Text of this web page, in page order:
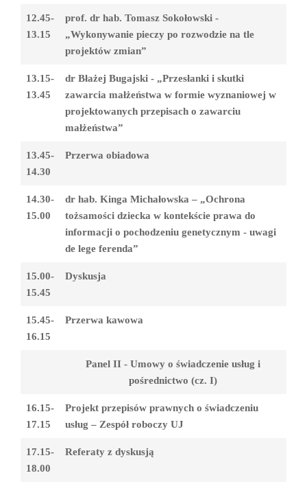
12.45-
13.15
prof. dr hab. Tomasz Sokołowski -
„Wykonywanie pieczy po rozwodzie na tle
projektów zmian”
13.15-
13.45
dr Błażej Bugajski - „Przesłanki i skutki
zawarcia małżeństwa w formie wyznaniowej w
projektowanych przepisach o zawarciu
małżeństwa”
13.45-
14.30
Przerwa obiadowa
14.30-
15.00
dr hab. Kinga Michałowska – „Ochrona
tożsamości dziecka w kontekście prawa do
informacji o pochodzeniu genetycznym - uwagi
de lege ferenda”
15.00-
15.45
Dyskusja
15.45-
16.15
Przerwa kawowa
Panel II - Umowy o świadczenie usług i
pośrednictwo (cz. I)
16.15-
17.15
Projekt przepisów prawnych o świadczeniu
usług – Zespół roboczy UJ
17.15-
18.00
Referaty z dyskusją